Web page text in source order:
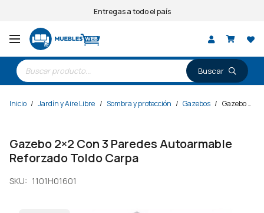
Entregas a todo el país
Búsqueda
de
productos
Inicio / Jardín y Aire Libre / Sombra y protección / Gazebos / Gazebo 2×2 Con 3 Paredes Autoarmable Reforzado Toldo Carpa
Gazebo 2×2 Con 3 Paredes Autoarmable
Reforzado Toldo Carpa
SKU: 1101H01601